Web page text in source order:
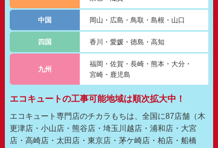
中国 岡山 広島 鳥取 島根 山口
四国 香川 愛媛 徳島 高知
九州
福岡 佐賀 長崎 熊本
大分
宮崎
鹿児島
エコキュートの工事可能地域は順次拡大中！
エコキュート専門店のチカラもちは、全国に87店舗（木
更津店・小山店・熊谷店・埼玉川越店・浦和店・大宮
店・高崎店・太田店・東京店・茅ケ崎店・柏店・船橋